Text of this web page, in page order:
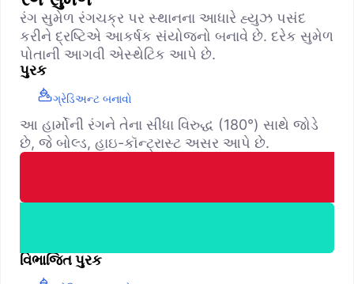
રંગ સુમેળ રંગચક્ર પર સ્થાનના આધારે હ્યુઝ પસંદ
કરીને દ્રષ્ટિએ આકર્ષક સંયોજનો બનાવે છે. દરેક સુમેળ
પોતાની આગવી એસ્થેટિક આપે છે.
પુરક
ગ્રેડિઅન્ટ બનાવો
આ હાર્મોની રંગને તેના સીધા વિરુદ્ધ (180°) સાથે જોડે
છે, જે બોલ્ડ, હાઇ-કૉન્ટ્રાસ્ટ અસર આપે છે.
વિભાજિત પુરક